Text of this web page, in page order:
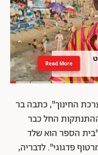
Read More
החינוך", כתבה בר
ההתנתקות החל כבר
הספר הוא שלד
פדגוגי". לדבריה,